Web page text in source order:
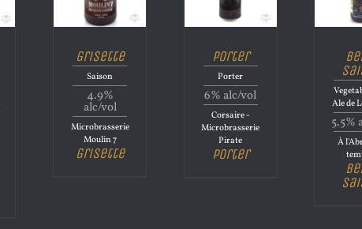
Grisette
Saison
4.9%
alc/vol
Microbrasserie
Moulin 7
Grisette
Porter
Porter
6% alc/vol
Corsaire -
Microbrasserie
Pirate
Porter
Ale de
5.5%
À